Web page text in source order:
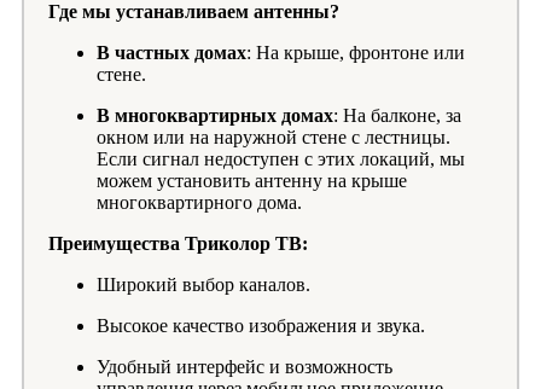
Где мы устанавливаем антенны?
В частных домах: На крыше, фронтоне или
стене.
В многоквартирных домах: На балконе, за
окном или на наружной стене с лестницы.
Если сигнал недоступен с этих локаций, мы
можем установить антенну на крыше
многоквартирного дома.
Преимущества Триколор ТВ:
Широкий выбор каналов.
Высокое качество изображения и звука.
Удобный интерфейс и возможность